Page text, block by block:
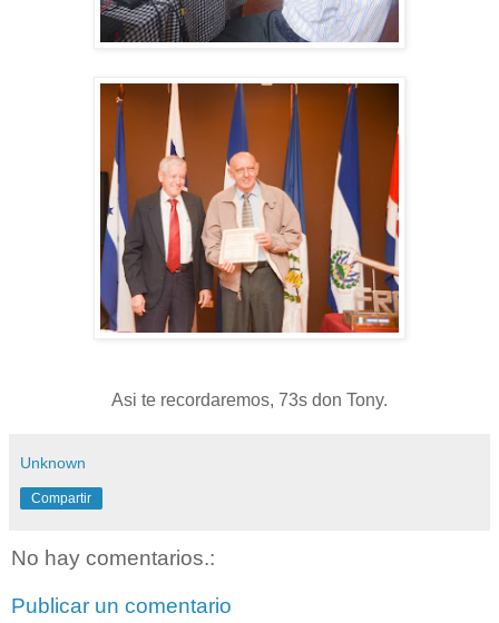
Asi te recordaremos, 73s don Tony.
Unknown
Compartir
No hay comentarios.:
Publicar un comentario